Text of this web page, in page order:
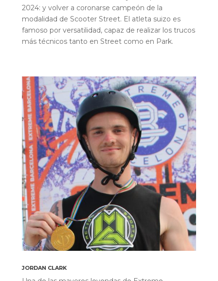
2024: y volver a coronarse campeón de la
modalidad de Scooter Street. El atleta suizo es
famoso por versatilidad, capaz de realizar los trucos
más técnicos tanto en Street como en Park.
JORDAN CLARK